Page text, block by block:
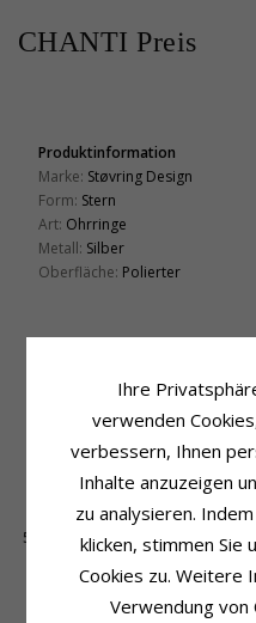
CHANTI Preis
Produktinformation
Marke: Støvring Design
Form: Stern
Art: Ohrringe
Metall: Silber
Oberfläche: Polierter
5 mm Aagaard Perle
Ohrringe in Silber
lange
Ihre
verwenden
verbessern, Ihnen
Inhalte anzuzeigen
zu analysieren.
klicken, stimmen Sie
Cookies zu. Weitere
Verwendung von